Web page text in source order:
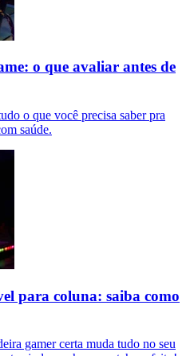
o que avaliar antes de
o que você precisa saber pra
saúde.
para coluna: saiba como
gamer certa muda tudo no seu